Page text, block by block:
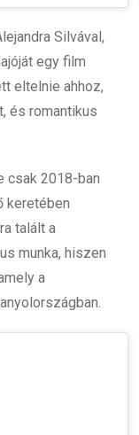
Silvával,
egy film
eltelnie ahhoz,
és romantikus
csak 2018-ban
keretében
talált a
munka, hiszen
a